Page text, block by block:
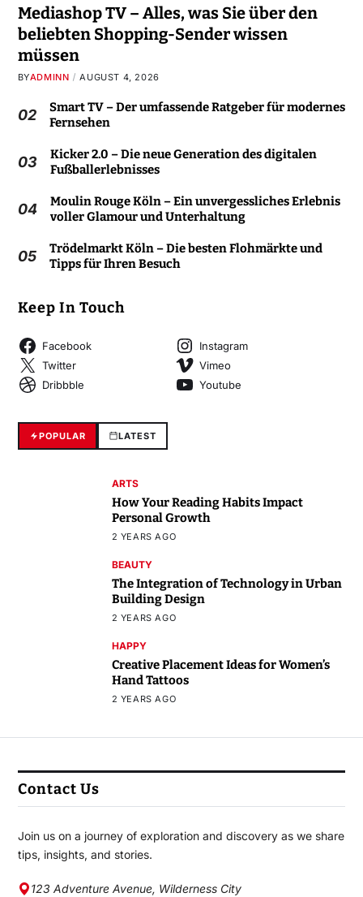
Mediashop TV – Alles, was Sie über den
beliebten Shopping-Sender wissen
müssen
BYADMINN AUGUST 4, 2026
02
Smart TV – Der umfassende Ratgeber für modernes
Fernsehen
03
Kicker 2.0 – Die neue Generation des digitalen
Fußballerlebnisses
04
Moulin Rouge Köln – Ein unvergessliches Erlebnis
voller Glamour und Unterhaltung
05
Trödelmarkt Köln – Die besten Flohmärkte und
Tipps für Ihren Besuch
Keep In Touch
Facebook
Instagram
Twitter
Vimeo
Dribbble
Youtube
POPULAR LATEST
ARTS
How Your Reading Habits Impact
Personal Growth
2 YEARS AGO
BEAUTY
The Integration of Technology in Urban
Building Design
2 YEARS AGO
HAPPY
Creative Placement Ideas for Women’s
Hand Tattoos
2 YEARS AGO
Contact Us
Join us on a journey of exploration and discovery as we share
tips, insights, and stories.
123 Adventure Avenue, Wilderness City